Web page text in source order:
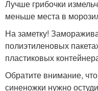
Лучше грибочки
меньше места в
На заметку!
полиэтиленовых
пластиковых
Обратите внимание,
синеножки нужно